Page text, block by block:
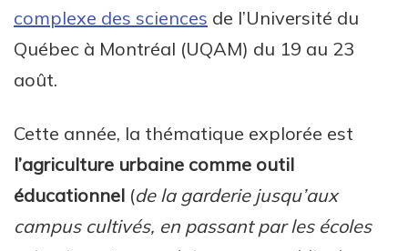
complexe des sciences de l’Université du
Québec à Montréal (UQAM) du 19 au 23
août.
Cette année, la thématique explorée est
l’agriculture urbaine comme outil
éducationnel (de la garderie jusqu’aux
campus cultivés, en passant par les écoles